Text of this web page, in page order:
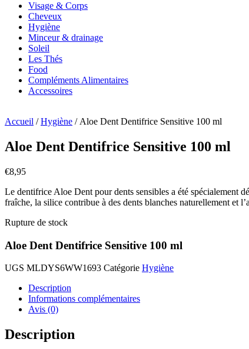
Visage & Corps
Cheveux
Hygiène
Minceur & drainage
Soleil
Les Thés
Food
Compléments Alimentaires
Accessoires
Accueil /Hygiène / Aloe Dent Dentifrice Sensitive 100 ml
Aloe Dent Dentifrice Sensitive 100 ml
€8,95
Le dentifrice Aloe Dent pour dents sensibles a été spécialement
fraîche, la silice contribue à des dents blanches naturellement et
Rupture de stock
Aloe Dent Dentifrice Sensitive 100 ml
UGS MLDYS6WW1693 Catégorie Hygiène
Description
Informations complémentaires
Avis (0)
Description